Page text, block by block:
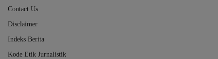
Contact Us
Disclaimer
Indeks Berita
Kode Etik Jurnalistik